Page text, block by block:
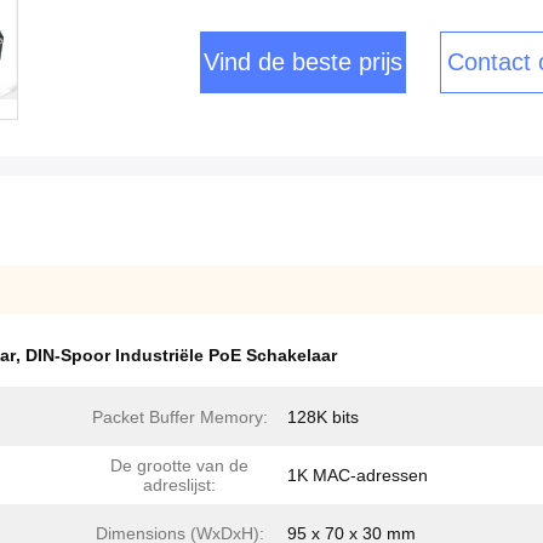
Vind de beste prijs Contact
, DIN-Spoor Industriële PoE Schakelaar
Packet Buffer Memory: 128K bits
De grootte van de
adreslijst:
1K MAC-adressen
Dimensions (WxDxH): 95 x 70 x 30 mm